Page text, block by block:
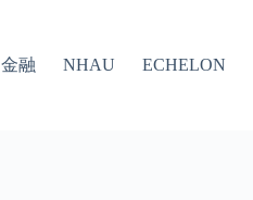
金融 NHAU ECHELON